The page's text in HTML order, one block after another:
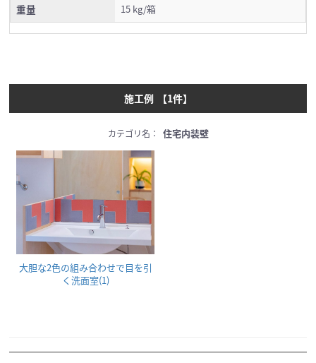
重量 15 kg/箱
施工例 【1件】
カテゴリ名： 住宅内装壁
大胆な2色の組み合わせで目を引
く洗面室(1)